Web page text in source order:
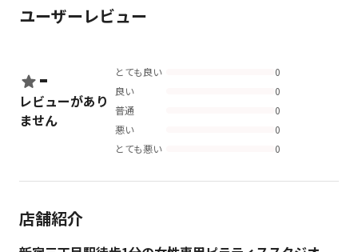
ユーザーレビュー
-
レビューがあり
ません
とても良い
0
良い
0
普通
0
悪い
0
とても悪い
0
店舗紹介